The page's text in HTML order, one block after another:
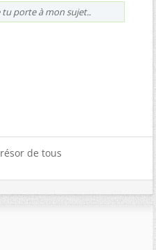
porte à mon sujet..
de tous